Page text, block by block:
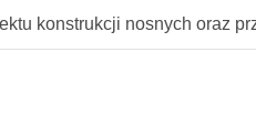
konstrukcji nosnych oraz